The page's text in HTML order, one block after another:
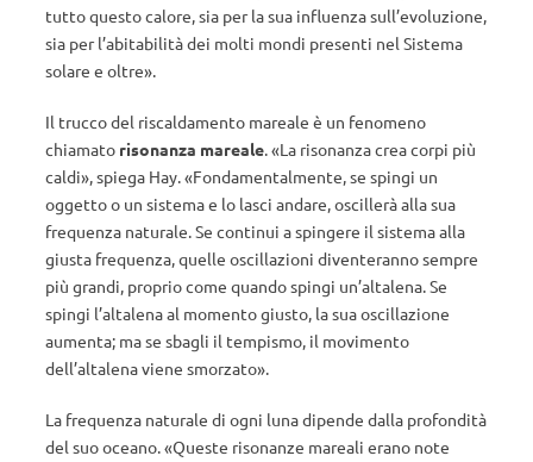
tutto questo calore, sia per la sua influenza sull’evoluzione,
sia per l’abitabilità dei molti mondi presenti nel Sistema
solare e oltre».
Il trucco del riscaldamento mareale è un fenomeno
chiamato risonanza mareale. «La risonanza crea corpi più
caldi», spiega Hay. «Fondamentalmente, se spingi un
oggetto o un sistema e lo lasci andare, oscillerà alla sua
frequenza naturale. Se continui a spingere il sistema alla
giusta frequenza, quelle oscillazioni diventeranno sempre
più grandi, proprio come quando spingi un’altalena. Se
spingi l’altalena al momento giusto, la sua oscillazione
aumenta; ma se sbagli il tempismo, il movimento
dell’altalena viene smorzato».
La frequenza naturale di ogni luna dipende dalla profondità
del suo oceano. «Queste risonanze mareali erano note